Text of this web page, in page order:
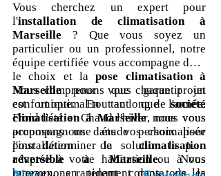
Vous cherchez un expert pour
l'installation de climatisation à
Marseille ? Que vous soyez un
particulier ou un professionnel, notre
équipe certifiée vous accompagne dans
le choix et la pose climatisation à
Marseillepour vous garantir un
confort optimal tout au long de l'année.
Froid l'été et Chaud l'hiver, nous vous
accompagnons dans vos choix pour
l'installation declimatisation
réversible à Marseille. Nous
intervenons rapidement dans tous les
Nous comprenons que chaque projet
est unique. En tant quesociété
climatisation à Marseillenous vous
proposons une étude personnalisée
pour déterminer la solution la plus
adaptée à votre habitation ou à vos
bureaux, en tenant compte de la